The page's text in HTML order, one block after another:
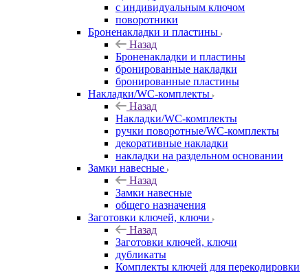
с индивидуальным ключом
поворотники
Броненакладки и пластины
Назад
Броненакладки и пластины
бронированные накладки
бронированные пластины
Накладки/WC-комплекты
Назад
Накладки/WC-комплекты
ручки поворотные/WC-комплекты
декоративные накладки
накладки на раздельном основании
Замки навесные
Назад
Замки навесные
общего назначения
Заготовки ключей, ключи
Назад
Заготовки ключей, ключи
дубликаты
Комплекты ключей для перекодировки